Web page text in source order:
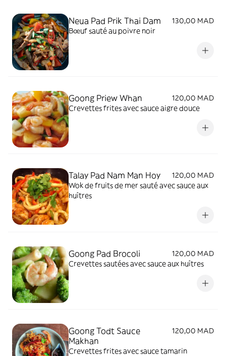
Neua Pad Prik Thai Dam
130,00 MAD
Bœuf sauté au poivre noir
Goong Priew Whan
120,00 MAD
Crevettes frites avec sauce aigre douce
Talay Pad Nam Man Hoy
120,00 MAD
Wok de fruits de mer sauté avec sauce aux
huîtres
Goong Pad Brocoli
120,00 MAD
Crevettes sautées avec sauce aux huîtres
Goong Todt Sauce
Makhan
120,00 MAD
Crevettes frites avec sauce tamarin